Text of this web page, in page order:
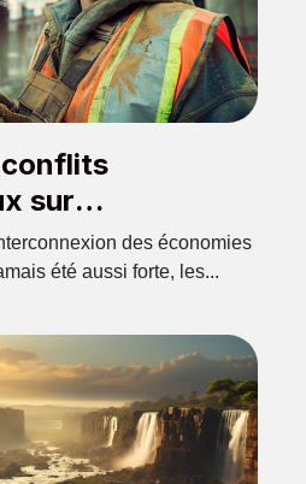
sur
en
construction
des économies
été aussi forte, les...